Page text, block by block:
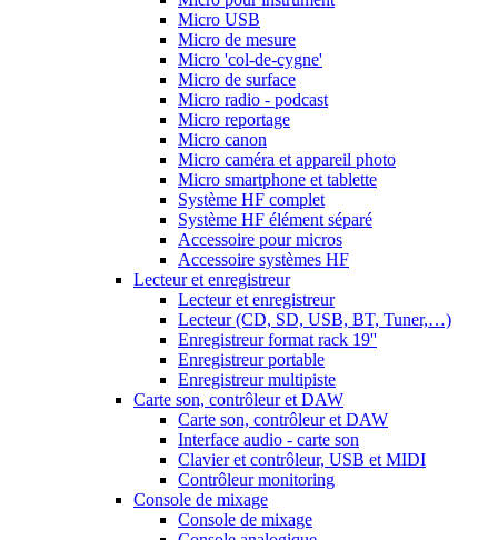
Micro USB
Micro de mesure
Micro 'col-de-cygne'
Micro de surface
Micro radio - podcast
Micro reportage
Micro canon
Micro caméra et appareil photo
Micro smartphone et tablette
Système HF complet
Système HF élément séparé
Accessoire pour micros
Accessoire systèmes HF
Lecteur et enregistreur
Lecteur et enregistreur
Lecteur (CD, SD, USB, BT, Tuner,…)
Enregistreur format rack 19''
Enregistreur portable
Enregistreur multipiste
Carte son, contrôleur et DAW
Carte son, contrôleur et DAW
Interface audio - carte son
Clavier et contrôleur, USB et MIDI
Contrôleur monitoring
Console de mixage
Console de mixage